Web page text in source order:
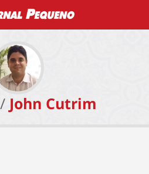
John Cutrim